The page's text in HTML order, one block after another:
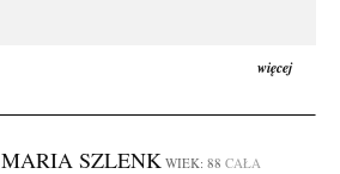
więcej
MARIA SZLENK WIEK: 88 CAŁA